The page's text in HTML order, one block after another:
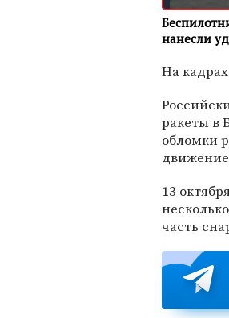
На
ракеты в
обломки
13
часть